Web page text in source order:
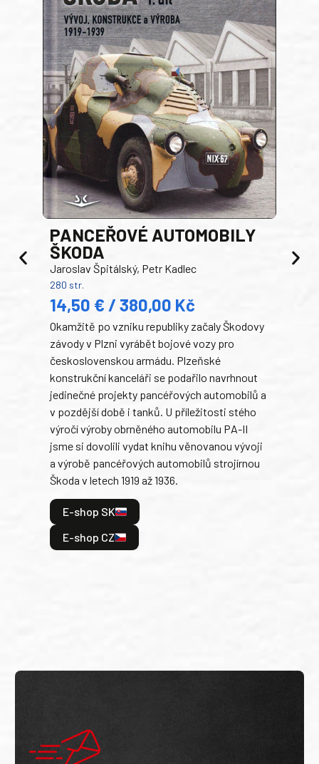
PANCEŘOVÉ AUTOMOBILY
ŠKODA
Jaroslav Špitálský, Petr Kadlec
280 str.
14,50 € / 380,00 Kč
Okamžitě po vzniku republiky začaly Škodovy
závody v Plzni vyrábět bojové vozy pro
československou armádu. Plzeňské
konstrukční kanceláři se podařilo navrhnout
jedinečné projekty pancéřových automobilů a
v pozdější době i tanků. U příležitosti stého
výročí výroby obrněného automobilu PA-II
jsme si dovolili vydat knihu věnovanou vývoji
a výrobě pancéřových automobilů strojírnou
Škoda v letech 1919 až 1936.
E-shop SK
E-shop CZ